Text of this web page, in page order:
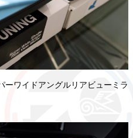
ーワイドアングルリアビューミラ